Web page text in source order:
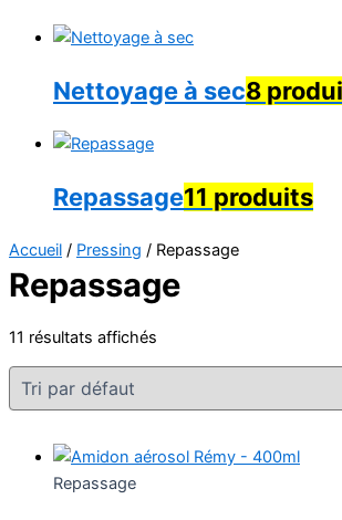
Nettoyage à sec8
Repassage11 produits
Accueil / Pressing / Repassage
Repassage
11 résultats affichés
Repassage